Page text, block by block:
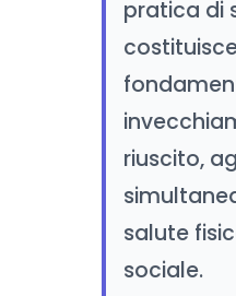
pratica di
riuscito,
salute
sociale.